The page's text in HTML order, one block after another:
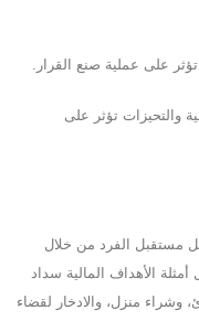
تؤثر على عملية صنع القرار.
والتحيزات تؤثر على
مستقبل الفرد من خلال
أمثلة الأهداف المالية سداد
وشراء منزل، والادخار لقضاء